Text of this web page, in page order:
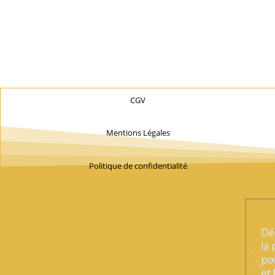
CGV
Mentions Légales
Politique de confidentialité